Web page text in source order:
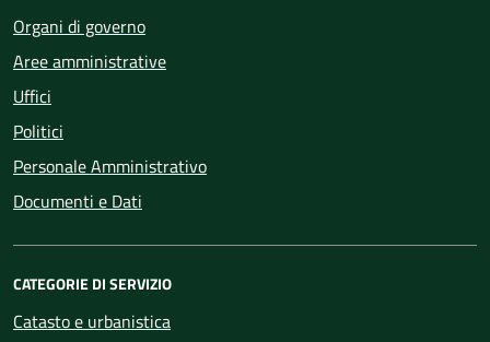
Organi di governo
Aree amministrative
Uffici
Politici
Personale Amministrativo
Documenti e Dati
CATEGORIE DI SERVIZIO
Catasto e urbanistica